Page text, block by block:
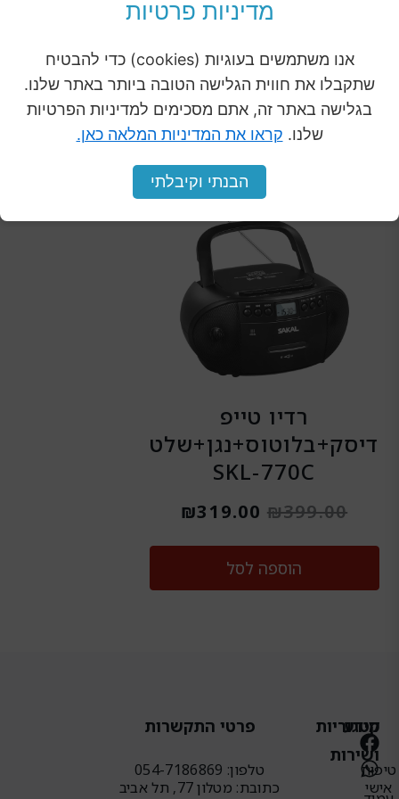
הוספה לסל הוספה לסל
מבצע
רדיו טייפ
דיסק+בלוטוס+נגן+שלט
SKL-770C
₪399.00
המחיר
היה:
₪399.00.
₪319.00
המחיר
הוספה לסל
F
a
c
W
h
a
מידע
ושירות
קטגוריות
טיפוח
אישי
פרטי התקשרות
טלפון: 054-7186869
כתובת: מטלון 77, תל אביב
מדיניות פרטיות
אנו משתמשים בעוגיות (cookies) כדי להבטיח
שתקבלו את חווית הגלישה הטובה ביותר באתר שלנו.
בגלישה באתר זה, אתם מסכימים למדיניות הפרטיות
שלנו. קראו את המדיניות המלאה כאן.
הבנתי וקיבלתי